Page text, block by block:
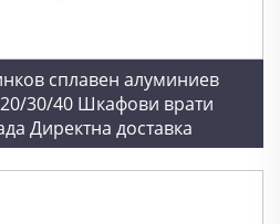
сплавен алуминиев
30/40 Шкафови врати
Директна доставка